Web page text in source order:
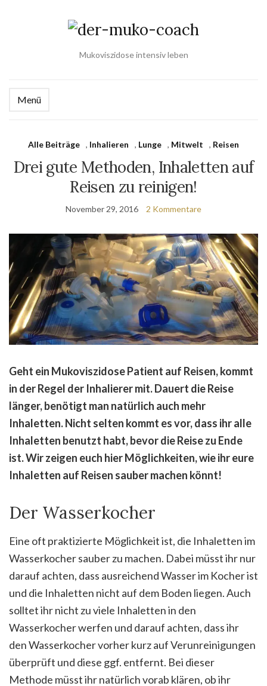
Mukoviszidose intensiv leben
Menü
Alle Beiträge , Inhalieren , Lunge , Mitwelt , Reisen
Drei gute Methoden, Inhaletten auf
Reisen zu reinigen!
November 29, 2016 2 Kommentare
Geht ein Mukoviszidose Patient auf Reisen, kommt
in der Regel der Inhalierer mit. Dauert die Reise
länger, benötigt man natürlich auch mehr
Inhaletten. Nicht selten kommt es vor, dass ihr alle
Inhaletten benutzt habt, bevor die Reise zu Ende
ist. Wir zeigen euch hier Möglichkeiten, wie ihr eure
Inhaletten auf Reisen sauber machen könnt!
Der Wasserkocher
Eine oft praktizierte Möglichkeit ist, die Inhaletten im
Wasserkocher sauber zu machen. Dabei müsst ihr nur
darauf achten, dass ausreichend Wasser im Kocher ist
und die Inhaletten nicht auf dem Boden liegen. Auch
solltet ihr nicht zu viele Inhaletten in den
Wasserkocher werfen und darauf achten, dass ihr
den Wasserkocher vorher kurz auf Verunreinigungen
überprüft und diese ggf. entfernt. Bei dieser
Methode müsst ihr natürlich vorab klären, ob ihr